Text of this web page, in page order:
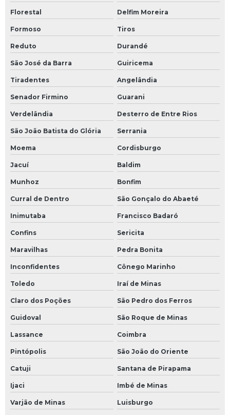
Florestal Delfim Moreira
Formoso Tiros
Reduto Durandé
São José da Barra Guiricema
Tiradentes Angelândia
Senador Firmino Guarani
Verdelândia Desterro de Entre Rios
São João Batista do Glória Serrania
Moema Cordisburgo
Jacuí Baldim
Munhoz Bonfim
Curral de Dentro São Gonçalo do Abaeté
Inimutaba Francisco Badaró
Confins Sericita
Maravilhas Pedra Bonita
Inconfidentes Cônego Marinho
Toledo Iraí de Minas
Claro dos Poções São Pedro dos Ferros
Guidoval São Roque de Minas
Lassance Coimbra
Pintópolis São João do Oriente
Catuji Santana de Pirapama
Ijaci Imbé de Minas
Varjão de Minas Luisburgo